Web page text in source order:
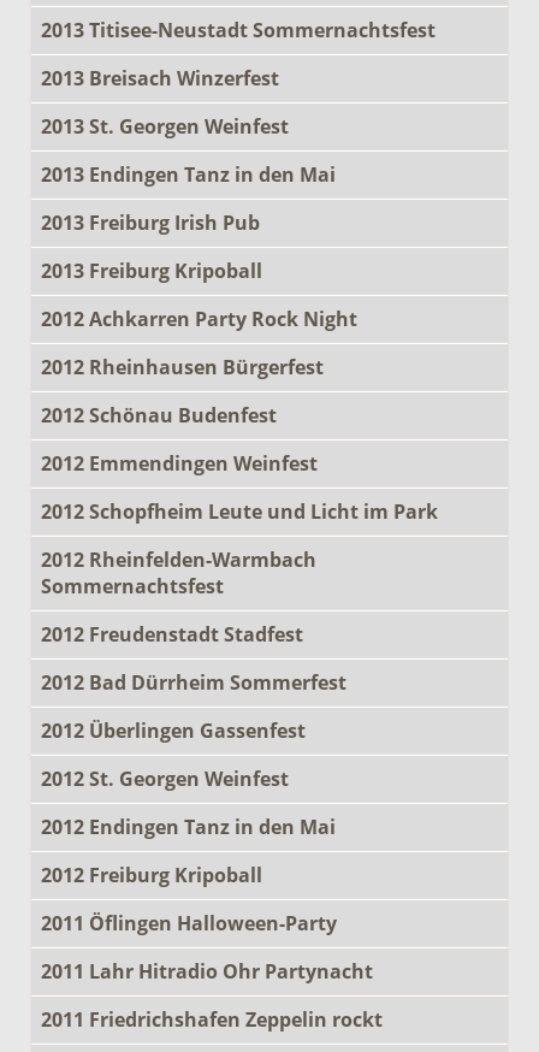
2013 Titisee-Neustadt Sommernachtsfest
2013 Breisach Winzerfest
2013 St. Georgen Weinfest
2013 Endingen Tanz in den Mai
2013 Freiburg Irish Pub
2013 Freiburg Kripoball
2012 Achkarren Party Rock Night
2012 Rheinhausen Bürgerfest
2012 Schönau Budenfest
2012 Emmendingen Weinfest
2012 Schopfheim Leute und Licht im Park
2012 Rheinfelden-Warmbach
Sommernachtsfest
2012 Freudenstadt Stadfest
2012 Bad Dürrheim Sommerfest
2012 Überlingen Gassenfest
2012 St. Georgen Weinfest
2012 Endingen Tanz in den Mai
2012 Freiburg Kripoball
2011 Öflingen Halloween-Party
2011 Lahr Hitradio Ohr Partynacht
2011 Friedrichshafen Zeppelin rockt